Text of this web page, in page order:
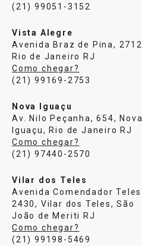
(21) 99051-3152
Vista Alegre
Avenida Braz de Pina, 2712
Rio de Janeiro RJ
Como chegar?
(21) 99169-2753
Nova Iguaçu
Av. Nilo Peçanha, 654, Nova
Iguaçu, Rio de Janeiro RJ
Como chegar?
(21) 97440-2570
Vilar dos Teles
Avenida Comendador Teles
2430, Vilar dos Teles, São
João de Meriti RJ
Como chegar?
(21) 99198-5469